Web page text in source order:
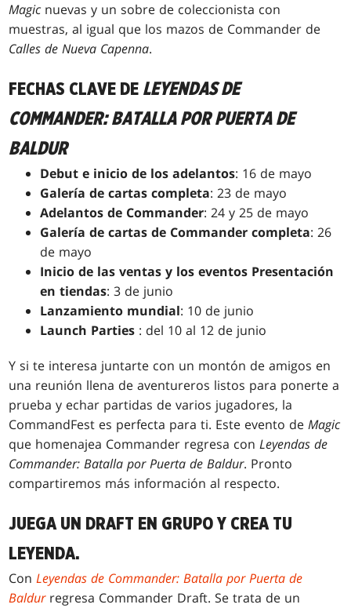
Magic nuevas y un sobre de coleccionista con
muestras, al igual que los mazos de Commander de
Calles de Nueva Capenna.
FECHAS CLAVE DE LEYENDAS DE
COMMANDER: BATALLA POR PUERTA DE
BALDUR
Debut e inicio de los adelantos: 16 de mayo
Galería de cartas completa: 23 de mayo
Adelantos de Commander: 24 y 25 de mayo
Galería de cartas de Commander completa: 26
de mayo
Inicio de las ventas y los eventos Presentación
en tiendas: 3 de junio
Lanzamiento mundial: 10 de junio
Launch Parties : del 10 al 12 de junio
Y si te interesa juntarte con un montón de amigos en
una reunión llena de aventureros listos para ponerte a
prueba y echar partidas de varios jugadores, la
CommandFest es perfecta para ti. Este evento deMagic
que homenajea Commander regresa conLeyendas de
Commander: Batalla por Puerta de Baldur. Pronto
compartiremos más información al respecto.
JUEGA UN DRAFT EN GRUPO Y CREA TU
LEYENDA.
ConLeyendas de Commander: Batalla por Puerta de
Baldur regresa Commander Draft. Se trata de un